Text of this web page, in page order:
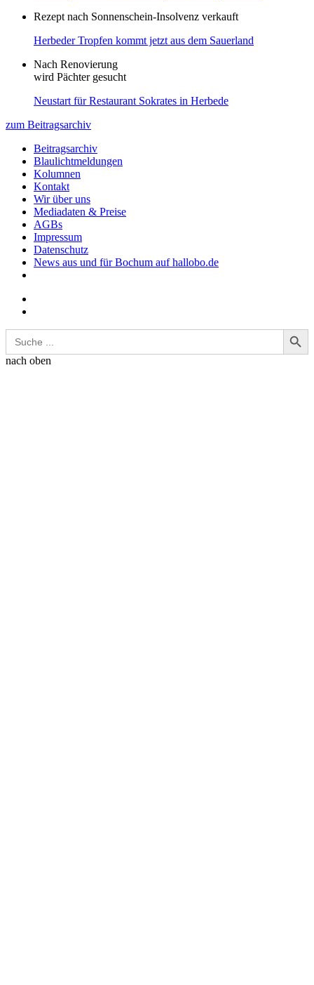
Rezept nach Sonnenschein-Insolvenz verkauft
Herbeder Tropfen kommt jetzt aus dem Sauerland
Nach Renovierung
wird Pächter gesucht
Neustart für Restaurant Sokrates in Herbede
zum Beitragsarchiv
Beitragsarchiv
Blaulichtmeldungen
Kolumnen
Kontakt
Wir über uns
Mediadaten & Preise
AGBs
Impressum
Datenschutz
News aus und für Bochum auf hallobo.de
Search
for:
Search Button
nach oben